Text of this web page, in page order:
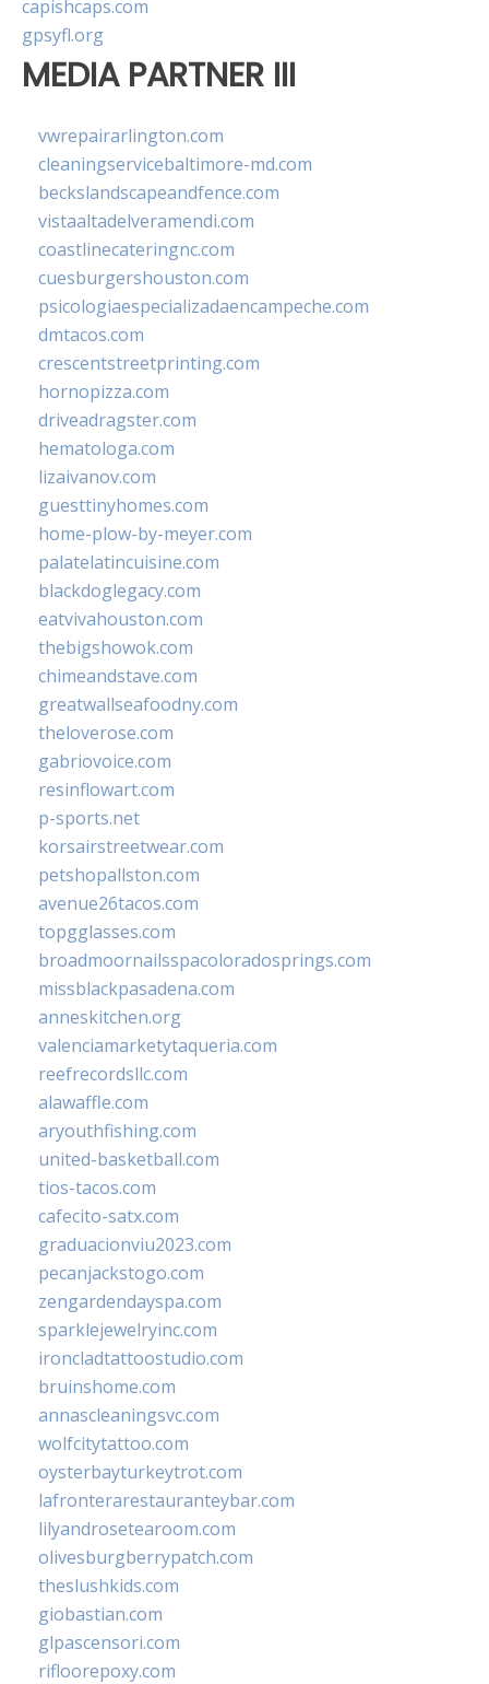
capishcaps.com
gpsyfl.org
MEDIA PARTNER III
vwrepairarlington.com
cleaningservicebaltimore-md.com
beckslandscapeandfence.com
vistaaltadelveramendi.com
coastlinecateringnc.com
cuesburgershouston.com
psicologiaespecializadaencampeche.com
dmtacos.com
crescentstreetprinting.com
hornopizza.com
driveadragster.com
hematologa.com
lizaivanov.com
guesttinyhomes.com
home-plow-by-meyer.com
palatelatincuisine.com
blackdoglegacy.com
eatvivahouston.com
thebigshowok.com
chimeandstave.com
greatwallseafoodny.com
theloverose.com
gabriovoice.com
resinflowart.com
p-sports.net
korsairstreetwear.com
petshopallston.com
avenue26tacos.com
topgglasses.com
broadmoornailsspacoloradosprings.com
missblackpasadena.com
anneskitchen.org
valenciamarketytaqueria.com
reefrecordsllc.com
alawaffle.com
aryouthfishing.com
united-basketball.com
tios-tacos.com
cafecito-satx.com
graduacionviu2023.com
pecanjackstogo.com
zengardendayspa.com
sparklejewelryinc.com
ironcladtattoostudio.com
bruinshome.com
annascleaningsvc.com
wolfcitytattoo.com
oysterbayturkeytrot.com
lafronterarestauranteybar.com
lilyandrosetearoom.com
olivesburgberrypatch.com
theslushkids.com
giobastian.com
glpascensori.com
rifloorepoxy.com